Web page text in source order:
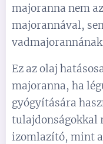
majoranna nem
majorannával,
vadmajorannának
Ez az olaj
majoranna, ha
gyógyítására
tulajdonságokkal
izomlazító, mint